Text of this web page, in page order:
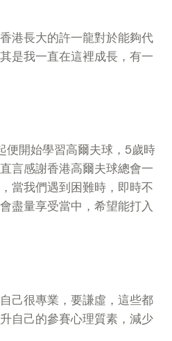
港長大的許一龍對於能夠代
是我一直在這裡成長，有一
便開始學習高爾夫球，5歲時
言感謝香港高爾夫球總會一
當我們遇到困難時，即時不
盡量享受當中，希望能打入
己很專業，要謙虛，這些都
自己的參賽心理質素，減少